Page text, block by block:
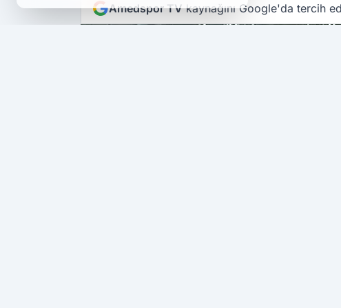
Amedspor TVkaynağını Google'da tercih